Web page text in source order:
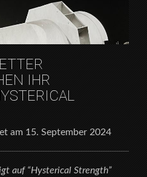
IHR
am 15. September 2024
auf “Hysterical Strength”